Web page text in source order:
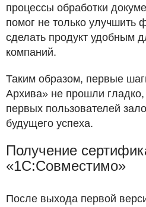
процессы обработки
помог не только улучшить
сделать продукт удобным
компаний.
Таким образом, первые
Архива» не прошли
первых пользователей
будущего успеха.
Получение
«1С:Совместимо»
После выхода первой